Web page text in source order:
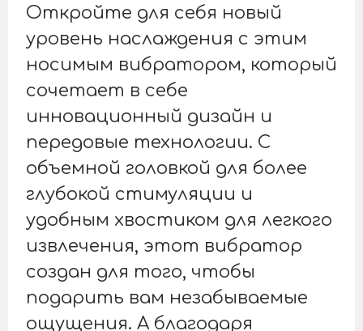
Откройте для себя новый
уровень наслаждения с этим
носимым вибратором, который
сочетает в себе
инновационный дизайн и
передовые технологии. С
объемной головкой для более
глубокой стимуляции и
удобным хвостиком для легкого
извлечения, этот вибратор
создан для того, чтобы
подарить вам незабываемые
ощущения. А благодаря